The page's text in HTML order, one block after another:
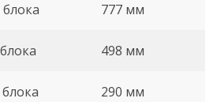
777 мм
498 мм
290 мм